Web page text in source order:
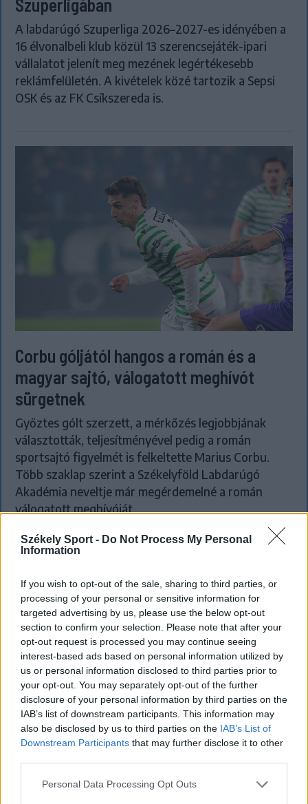
Székely Sport - Do Not Process My Personal
Information
If you wish to opt-out of the sale, sharing to third parties, or
processing of your personal or sensitive information for
targeted advertising by us, please use the below opt-out
section to confirm your selection. Please note that after your
opt-out request is processed you may continue seeing
interest-based ads based on personal information utilized by
us or personal information disclosed to third parties prior to
your opt-out. You may separately opt-out of the further
disclosure of your personal information by third parties on the
IAB’s list of downstream participants. This information may
also be disclosed by us to third parties on the IAB’s List of
Downstream Participants that may further disclose it to other
Personal Data Processing Opt Outs
Szuperligában
A labdarúgó Szuperliga 2026–2027-es idényében a
16 élvonalbeli klub közül 13 szerencsejáték-ipari
vállalatot jelenít meg mezének legértékesebb
reklámfelületén. A kivételek közé tartozik a Sepsi
OSK és az FK Csíkszereda is.
Corbu góljától hangos a román és a
magyar sajtó, válogatott meghívót
sürgetnek
Győztes gólt szerzett, a mérkőzés legjobbjának
választották, teljesítményével pedig a román
sportsajtó figyelmét is felkeltette Marius Corbu.
Több szaklap szerint a Székelyföld Labdarúgó
Akadémia neveltje már megérdemelné a román
válogatott meghívóját.
SZÉKELYHON
Tömegverekedés lett a szűk